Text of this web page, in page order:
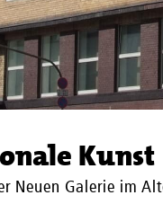
Kunst
Neuen Galerie im